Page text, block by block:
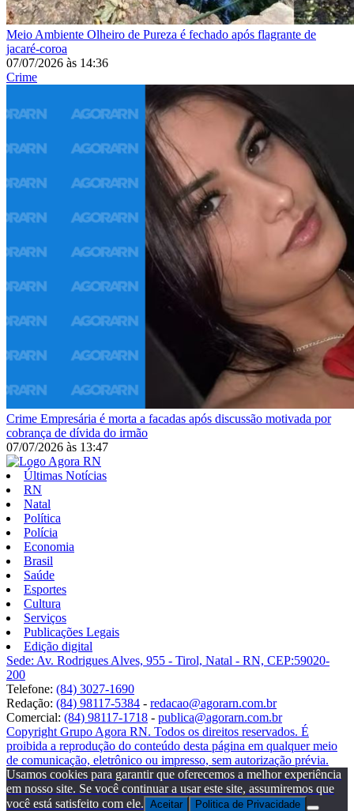
Meio Ambiente Olheiro de Pureza é fechado após flagrante de
jacaré-coroa
07/07/2026 às 14:36
Crime
Crime Empresária é morta a facadas após discussão motivada por
cobrança de dívida do irmão
07/07/2026 às 13:47
Últimas Notícias
RN
Natal
Política
Polícia
Economia
Brasil
Saúde
Esportes
Cultura
Serviços
Publicações Legais
Edição digital
Sede: Av. Rodrigues Alves, 955 - Tirol, Natal - RN, CEP:59020-
200
Telefone: (84) 3027-1690
Redação: (84) 98117-5384 - redacao@agorarn.com.br
Comercial: (84) 98117-1718 - publica@agorarn.com.br
Copyright Grupo Agora RN. Todos os direitos reservados. É
proibida a reprodução do conteúdo desta página em qualquer meio
de comunicação, eletrônico ou impresso, sem autorização prévia.
Usamos cookies para garantir que oferecemos a melhor experiência
em nosso site. Se você continuar a usar este site, assumiremos que
você está satisfeito com ele. Aceitar Politica de Privacidade